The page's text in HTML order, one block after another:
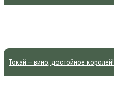
Токай – вино, достойное королей!